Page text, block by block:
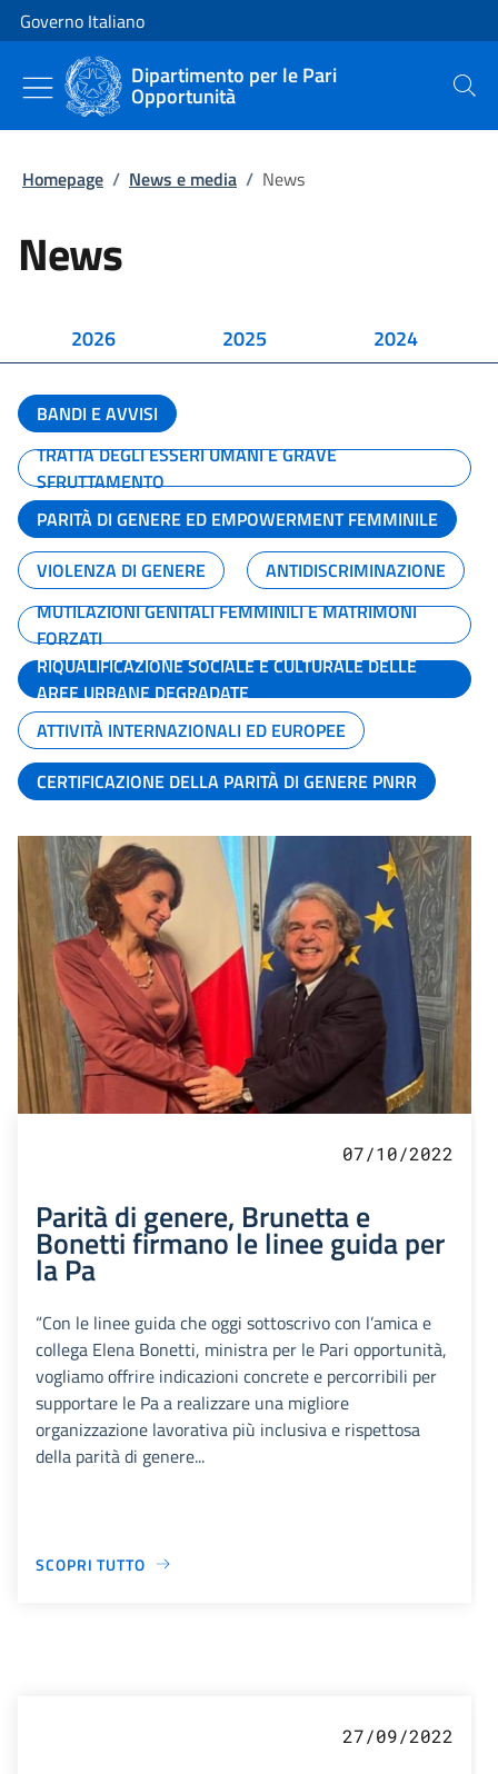
Vai al contenuto
Vai alla navigazione del sito
Governo Italiano
Dipartimento per le Pari
Opportunità Cerca
Homepage / News e media / News
News
2026 2025 2024
BANDI E AVVISI
TRATTA DEGLI ESSERI UMANI E GRAVE
SFRUTTAMENTO
PARITÀ DI GENERE ED EMPOWERMENT FEMMINILE
VIOLENZA DI GENERE
ANTIDISCRIMINAZIONE
MUTILAZIONI GENITALI FEMMINILI E MATRIMONI
FORZATI
RIQUALIFICAZIONE SOCIALE E CULTURALE DELLE
AREE URBANE DEGRADATE
ATTIVITÀ INTERNAZIONALI ED EUROPEE
CERTIFICAZIONE DELLA PARITÀ DI GENERE PNRR
07/10/2022
Parità di genere, Brunetta e
Bonetti firmano le linee guida per
la Pa
“Con le linee guida che oggi sottoscrivo con l’amica e
collega Elena Bonetti, ministra per le Pari opportunità,
vogliamo offrire indicazioni concrete e percorribili per
supportare le Pa a realizzare una migliore
organizzazione lavorativa più inclusiva e rispettosa
della parità di genere...
SCOPRI TUTTO
27/09/2022